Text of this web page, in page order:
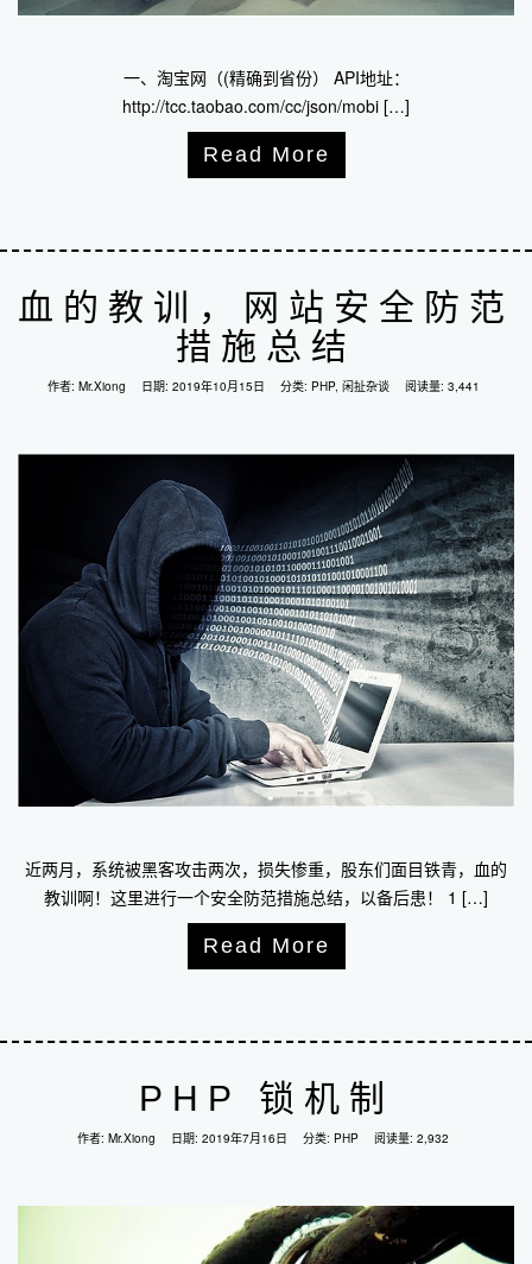
一、淘宝网（(精确到省份） API地址：
http://tcc.taobao.com/cc/json/mobi […]
Read More
血的教训，网站安全防范
措施总结
作者: Mr.Xiong 日期: 2019年10月15日 分类: PHP, 闲扯杂谈 阅读量: 3,441
近两月，系统被黑客攻击两次，损失惨重，股东们面目铁青，血的
教训啊！这里进行一个安全防范措施总结，以备后患！ 1 […]
Read More
PHP 锁机制
作者: Mr.Xiong 日期: 2019年7月16日 分类: PHP 阅读量: 2,932